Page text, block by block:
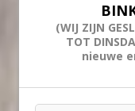
(WIJ ZIJN
TOT
nieuwe